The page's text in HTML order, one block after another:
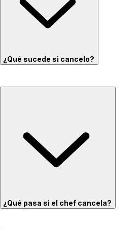
¿Qué sucede si cancelo?
¿Qué pasa si el chef cancela?